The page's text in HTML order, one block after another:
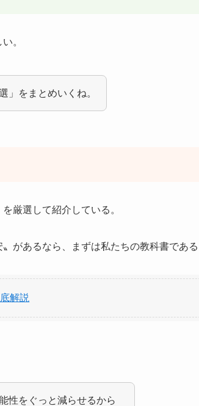
。
」をまとめいくね。
厳選して紹介している。
〟があるなら、まずは私たちの教科書である
解説
性をぐっと減らせるから